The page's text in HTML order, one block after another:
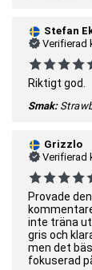
Stefan
Verifierad
Riktigt god.
Smak:
Grizzlo
Verifierad
Provade
inte träna
gris och
men det
fokuserad